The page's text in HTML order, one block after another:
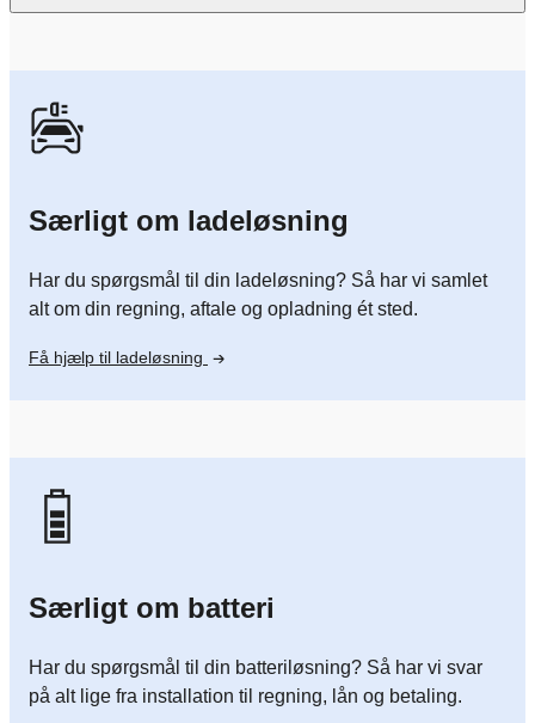
Særligt om ladeløsning
Har du spørgsmål til din ladeløsning? Så har vi samlet
alt om din regning, aftale og opladning ét sted.
Få hjælp til ladeløsning
Særligt om batteri
Har du spørgsmål til din batteriløsning? Så har vi svar
på alt lige fra installation til regning, lån og betaling.